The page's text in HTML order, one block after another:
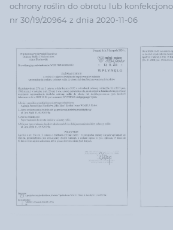
ochrony roślin do obrotu lub
nr 30/19/20964 z dnia 2020-11-06